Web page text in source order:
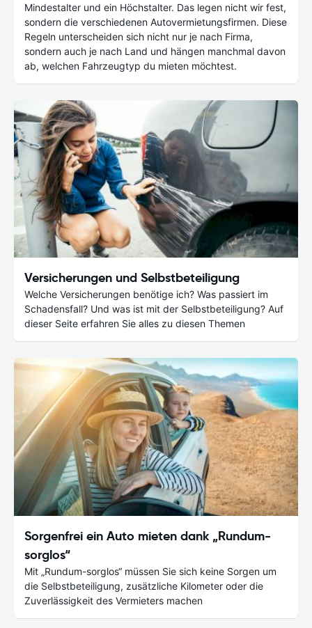
Mindestalter und ein Höchstalter. Das legen nicht wir fest,
sondern die verschiedenen Autovermietungsfirmen. Diese
Regeln unterscheiden sich nicht nur je nach Firma,
sondern auch je nach Land und hängen manchmal davon
ab, welchen Fahrzeugtyp du mieten möchtest.
Versicherungen und Selbstbeteiligung
Welche Versicherungen benötige ich? Was passiert im
Schadensfall? Und was ist mit der Selbstbeteiligung? Auf
dieser Seite erfahren Sie alles zu diesen Themen
Sorgenfrei ein Auto mieten dank „Rundum-
sorglos“
Mit „Rundum-sorglos“ müssen Sie sich keine Sorgen um
die Selbstbeteiligung, zusätzliche Kilometer oder die
Zuverlässigkeit des Vermieters machen